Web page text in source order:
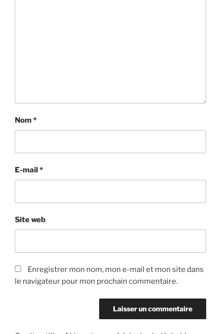
Nom*
E-mail*
Site web
Enregistrer mon nom, mon e-mail et mon site dans
le navigateur pour mon prochain commentaire.